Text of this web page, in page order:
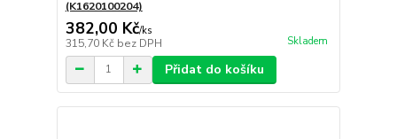
(K1620100204)
382,00 Kč/ks
315,70 Kč bez DPH Skladem
Přidat do košíku